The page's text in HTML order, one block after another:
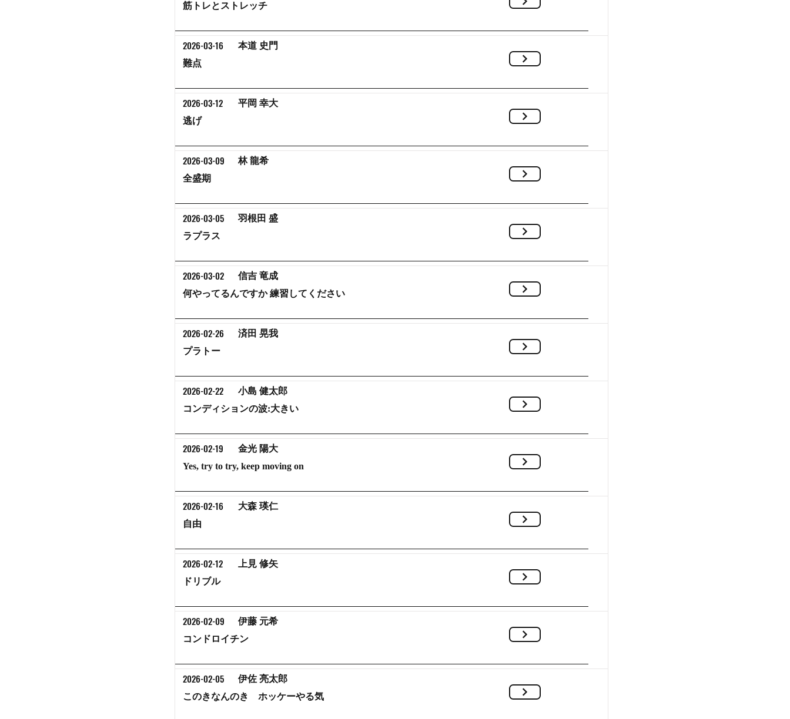
筋トレとストレッチ
2026-03-16 本道 史門
難点
2026-03-12 平岡 幸大
逃げ
2026-03-09 林 龍希
全盛期
2026-03-05 羽根田 盛
ラプラス
2026-03-02 信吉 竜成
何やってるんですか 練習してください
2026-02-26 済田 晃我
プラトー
2026-02-22 小島 健太郎
コンディションの波:大きい
2026-02-19 金光 陽大
Yes, try to try, keep moving on
2026-02-16 大森 瑛仁
自由
2026-02-12 上見 修矢
ドリブル
2026-02-09 伊藤 元希
コンドロイチン
2026-02-05 伊佐 亮太郎
このきなんのき ホッケーやる気